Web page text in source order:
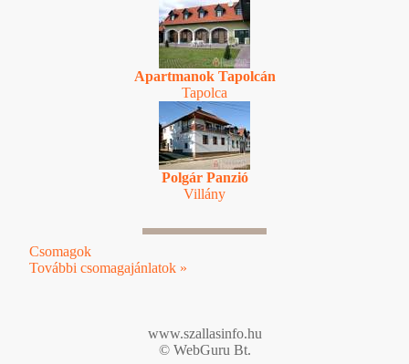
Apartmanok Tapolcán
Tapolca
Polgár Panzió
Villány
Csomagok
További csomagajánlatok »
www.szallasinfo.hu
© WebGuru Bt.